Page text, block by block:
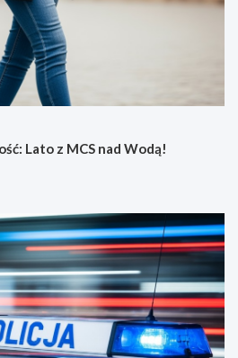
Lato z MCS nad Wodą!